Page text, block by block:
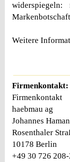
Weitere
Firmenkontakt:
Firmenkontakt
haebmau ag
Johannes
Rosenthaler
10178 Berlin
+49 30 726